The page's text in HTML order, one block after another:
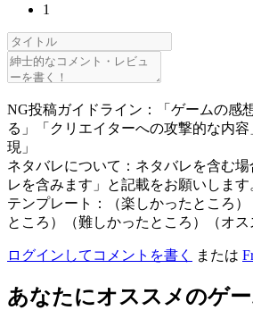
1
NG投稿ガイドライン：「ゲームの感
る」「クリエイターへの攻撃的な内
現」
ネタバレについて：ネタバレを含む
レを含みます」と記載をお願いします
テンプレート：（楽しかったところ
ところ）（難しかったところ）（オス
ログインしてコメントを書く または
あなたにオススメのゲ